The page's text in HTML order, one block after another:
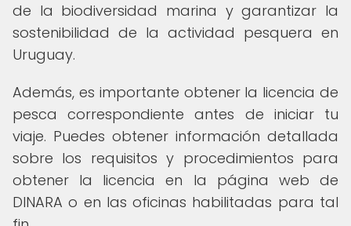
de la biodiversidad marina y garantizar la
sostenibilidad de la actividad pesquera en
Uruguay.
Además, es importante obtener la licencia de
pesca correspondiente antes de iniciar tu
viaje. Puedes obtener información detallada
sobre los requisitos y procedimientos para
obtener la licencia en la página web de
DINARA o en las oficinas habilitadas para tal